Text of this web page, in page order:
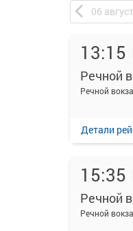
06
13:15
Речной
Речной
Детали
15:35
Речной
Речной